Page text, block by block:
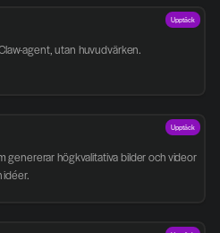
agent, utan huvudvärken.
Upptäck
genererar högkvalitativa bilder och videor
Upptäck